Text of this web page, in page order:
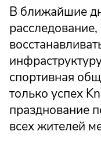
В ближайшие
спортивная
только успех
празднование
всех жителей